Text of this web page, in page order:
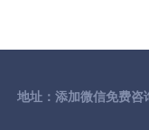
地址：添加微信免费